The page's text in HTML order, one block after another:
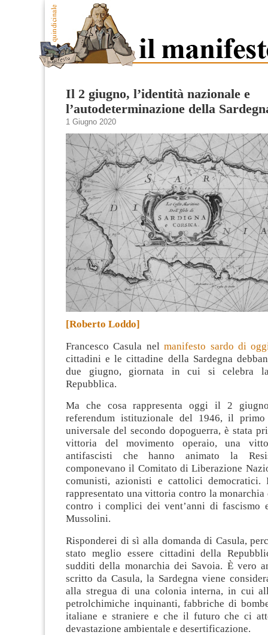
Il 2 giugno, l’identità nazionale e
l’autodeterminazione della
1 Giugno 2020
[Roberto Loddo]
Francesco Casula nelmanifesto sardo di
cittadini e le cittadine della Sardegna
due giugno, giornata in cui si celebra
Repubblica.
Ma che cosa rappresenta oggi il 2
referendum istituzionale del 1946, il
universale del secondo dopoguerra, è stata
vittoria del movimento operaio, una
antifascisti che hanno animato la
componevano il Comitato di Liberazione
comunisti, azionisti e cattolici
rappresentato una vittoria contro la monarchia
contro i complici dei vent’anni di fascismo
Mussolini.
Risponderei di sì alla domanda di Casula,
stato meglio essere cittadini della
sudditi della monarchia dei Savoia. È vero
scritto da Casula, la Sardegna viene
alla stregua di una colonia interna, in cui
petrolchimiche inquinanti, fabbriche di
italiane e straniere e che il futuro che ci
devastazione ambientale e desertificazione.